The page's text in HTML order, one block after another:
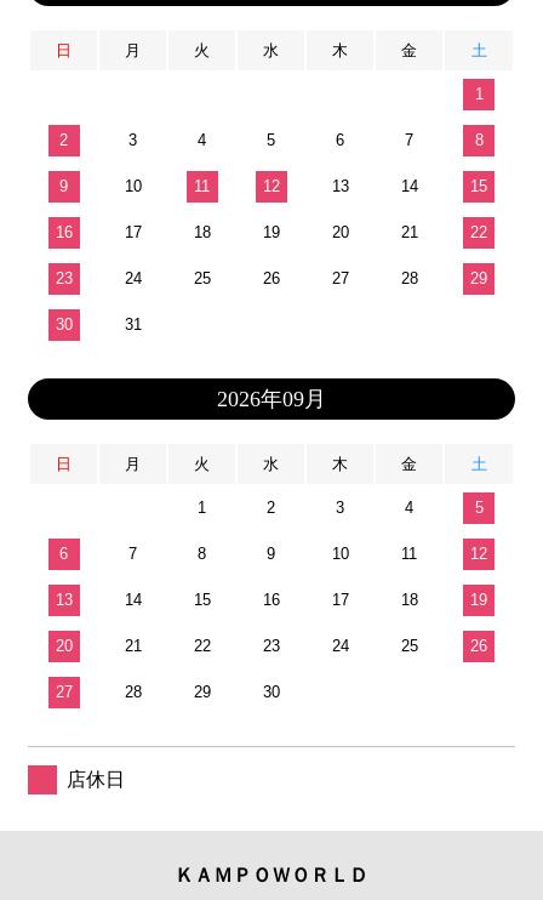
日 月 火 水 木 金 土
1
2 3 4 5 6 7 8
9 10 11 12 13 14 15
16 17 18 19 20 21 22
23 24 25 26 27 28 29
30 31
2026年09月
日 月 火 水 木 金 土
1 2 3 4 5
6 7 8 9 10 11 12
13 14 15 16 17 18 19
20 21 22 23 24 25 26
27 28 29 30
店休日
ＫＡＭＰＯＷＯＲＬＤ